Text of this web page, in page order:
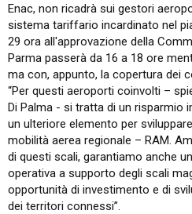
Enac, non ricadrà sui gestori
sistema tariffario incardinato nel
29 ora all'approvazione della
Parma passerà da 16 a 18 ore
ma con, appunto, la copertura dei
“Per questi aeroporti coinvolti –
Di Palma - si tratta di un risparmio
un ulteriore elemento per
mobilità aerea regionale – RAM.
di questi scali, garantiamo anche
operativa a supporto degli scali
opportunità di investimento e di
dei territori connessi”.